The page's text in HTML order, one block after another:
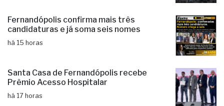
Fernandópolis confirma mais três
candidaturas e já soma seis nomes
há 15 horas
Santa Casa de Fernandópolis recebe
Prêmio Acesso Hospitalar
há 17 horas